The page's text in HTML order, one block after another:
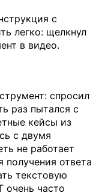
с
легко: щелкнул
в видео.
спросил
раз пытался с
кейсы из
с двумя
не работает
получения ответа
текстовую
очень часто